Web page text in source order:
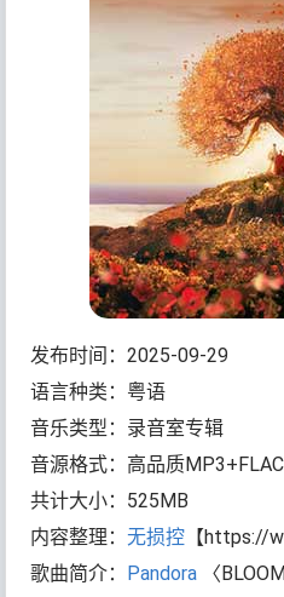
发布时间：2025-09-29
语言种类：粤语
音乐类型：录音室专辑
音源格式：高品质MP3+FLAC
共计大小：525MB
内容整理：无损控 【https://
歌曲简介： Pandora 〈